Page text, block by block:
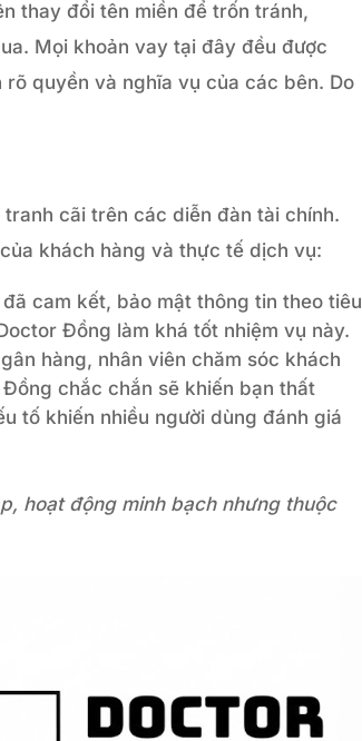
thay đổi tên miền để trốn tránh,
Mọi khoản vay tại đây đều được
quyền và nghĩa vụ của các bên. Do
cãi trên các diễn đàn tài chính.
khách hàng và thực tế dịch vụ:
cam kết, bảo mật thông tin theo tiêu
Đồng làm khá tốt nhiệm vụ này.
hàng, nhân viên chăm sóc khách
chắc chắn sẽ khiến bạn thất
tố khiến nhiều người dùng đánh giá
hoạt động minh bạch nhưng thuộc